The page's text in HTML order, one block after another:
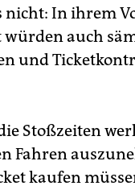
In ihrem
auch
und
Stoßzeiten
Fahren
kaufen